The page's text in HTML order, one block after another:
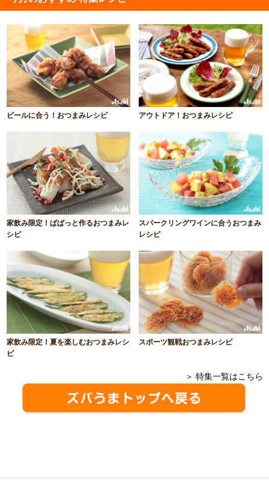
ビールに合う！おつまみレシピ アウトドア！おつまみレシピ
家飲み限定！ぱぱっと作るおつまみレ
シピ
スパークリングワインに合うおつまみ
レシピ
家飲み限定！夏を楽しむおつまみレシ
ピ
スポーツ観戦おつまみレシピ
＞ 特集一覧はこちら